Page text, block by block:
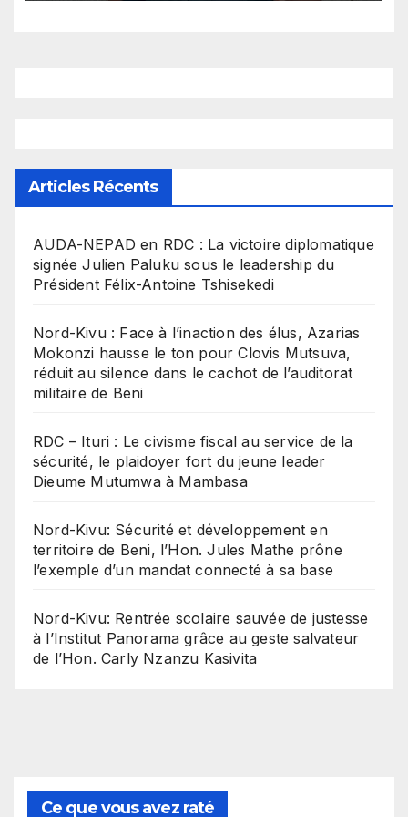
Mambasa
Articles Récents
​AUDA-NEPAD en RDC : La victoire diplomatique
signée Julien Paluku sous le leadership du
Président Félix-Antoine Tshisekedi
Nord-Kivu : Face à l’inaction des élus, Azarias
Mokonzi hausse le ton pour Clovis Mutsuva,
réduit au silence dans le cachot de l’auditorat
militaire de Beni
RDC – Ituri : Le civisme fiscal au service de la
sécurité, le plaidoyer fort du jeune leader
Dieume Mutumwa à Mambasa
Nord-Kivu: Sécurité et développement en
territoire de Beni, l’Hon. Jules Mathe prône
l’exemple d’un mandat connecté à sa base
Nord-Kivu: Rentrée scolaire sauvée de justesse
à l’Institut Panorama grâce au geste salvateur
de l’Hon. Carly Nzanzu Kasivita
Ce que vous avez raté